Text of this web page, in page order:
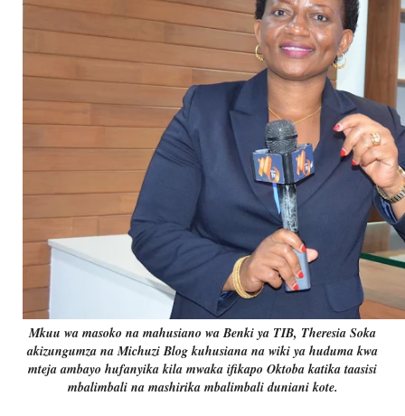
Mkuu wa masoko na mahusiano wa Benki ya TIB, Theresia Soka
akizungumza na Michuzi Blog kuhusiana na wiki ya huduma kwa
mteja ambayo hufanyika kila mwaka ifikapo Oktoba katika taasisi
mbalimbali na mashirika mbalimbali duniani kote.